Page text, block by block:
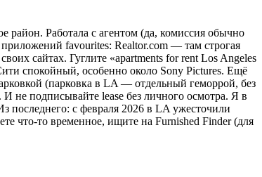
Работала с агентом (да, комиссия обычно
favourites: Realtor.com — там строгая
сайтах. Гуглите «apartments for rent Los Angeles
спокойный, особенно около Sony Pictures. Ещё
(парковка в LA — отдельный геморрой, без
И не подписывайте lease без личного осмотра. Я в
с февраля 2026 в LA ужесточили
что-то временное, ищите на Furnished Finder (для